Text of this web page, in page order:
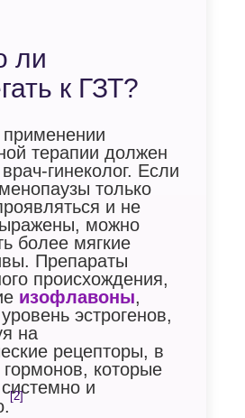
ли
к ГЗТ?
терапии должен
гинеколог. Если
только
и не
можно
более мягкие
Препараты
происхождения,
изофлавоны,
эстрогенов,
на
рецепторы, в
гормонов, которые
и
[2]